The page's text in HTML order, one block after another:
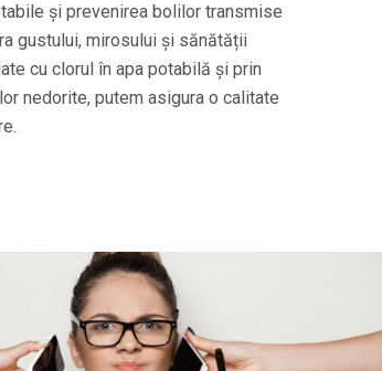
și prevenirea bolilor transmise
gustului, mirosului și sănătății
cu clorul în apa potabilă și prin
nedorite, putem asigura o calitate